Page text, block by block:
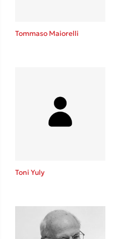
Tommaso Maiorelli
Toni Yuly